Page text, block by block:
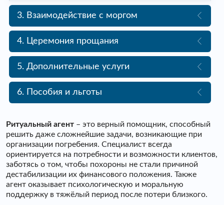
3. Взаимодействие с моргом
4. Церемония прощания
5. Дополнительные услуги
6. Пособия и льготы
Ритуальный агент – это верный помощник, способный
решить даже сложнейшие задачи, возникающие при
организации погребения. Специалист всегда
ориентируется на потребности и возможности клиентов,
заботясь о том, чтобы похороны не стали причиной
дестабилизации их финансового положения. Также
агент оказывает психологическую и моральную
поддержку в тяжёлый период после потери близкого.